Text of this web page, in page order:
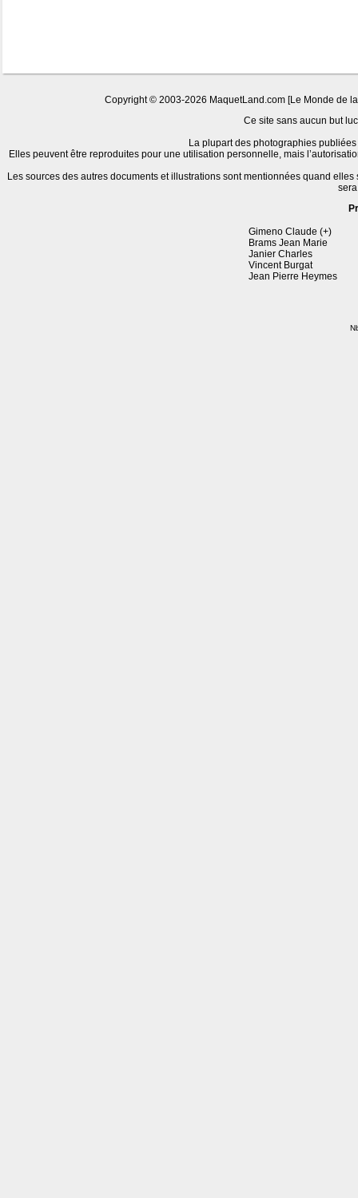
Copyright © 2003-2026 MaquetLand.com [Le Monde de
Ce site sans aucun but
La plupart des photographies
Elles peuvent être reproduites pour une utilisation personnelle, mais
Les sources des autres documents et illustrations sont mentionnées quand
Gimeno Claude (+)
Brams Jean Marie
Janier Charles
Vincent Burgat
Jean Pierre Heymes